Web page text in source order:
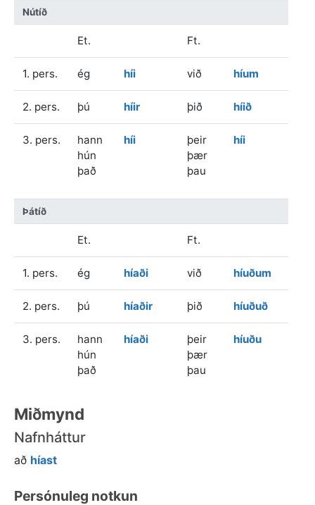
Nútíð
Et. Ft.
1. pers. ég híi við híum
2. pers. þú híir þið híið
3. pers.
hann
hún
það
híi
þeir
þær
þau
híi
Þátíð
Et. Ft.
1. pers. ég híaði við híuðum
2. pers. þú híaðir þið híuðuð
3. pers.
hann
hún
það
híaði
þeir
þær
þau
híuðu
Miðmynd
Nafnháttur
að híast
Persónuleg notkun